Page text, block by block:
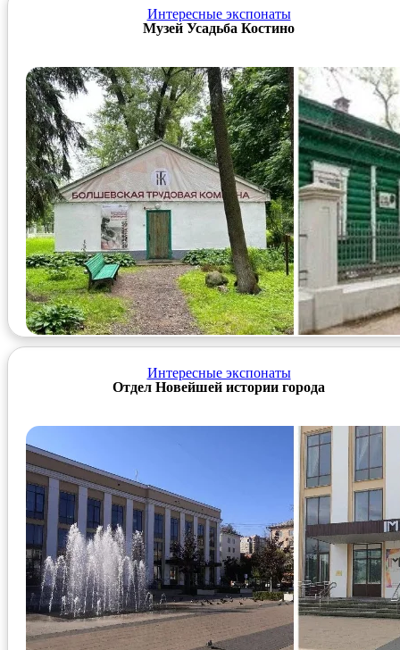
Интересные экспонаты
Фотоальбом
Ссылка на Госкаталог
Музей Усадьба Костино
Интересные экспонаты
Ссылка на Госкаталог
Отдел Новейшей истории города